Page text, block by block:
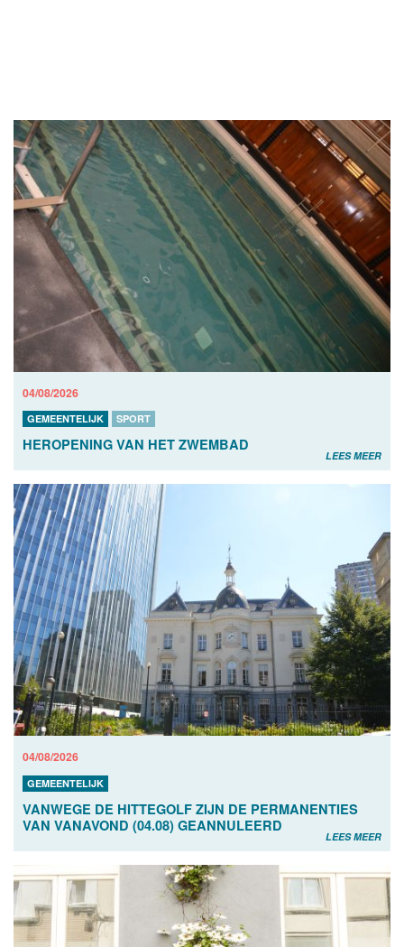
04/08/2026
GEMEENTELIJK SPORT
HEROPENING VAN HET ZWEMBAD
LEES MEER
04/08/2026
GEMEENTELIJK
VANWEGE DE HITTEGOLF ZIJN DE PERMANENTIES
VAN VANAVOND (04.08) GEANNULEERD
LEES MEER